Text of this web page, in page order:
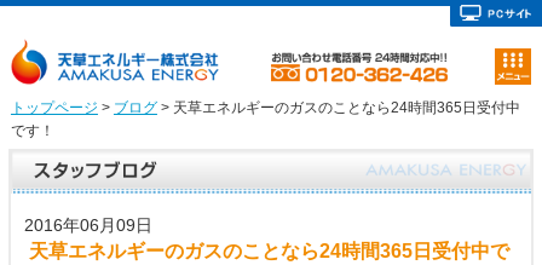
トップページ > ブログ> 天草エネルギーのガスのことなら24時間365日受付中
です！
2016年06月09日
天草エネルギーのガスのことなら24時間365日受付中で